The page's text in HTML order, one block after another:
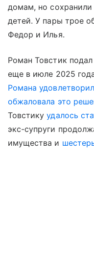
домам, но
детей. У пары трое
Федор и Илья.
Роман Товстик
еще в июле 2025
Романа удовлетворил
обжаловала это
Товстикуудалось
экс-супруги
имущества и